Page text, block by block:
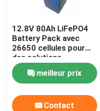
12.8V 80Ah LiFePO4
Battery Pack avec
26650 cellules pour
des solutions
d'alimentation
électrique
rechargeable de
grande capacité
meilleur prix
Contact